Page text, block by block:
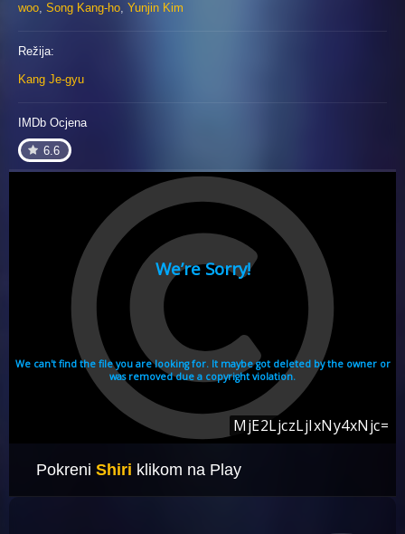
woo, Song Kang-ho, Yunjin Kim
Režija:
Kang Je-gyu
IMDb Ocjena
6.6
Pokreni Shiri klikom na Play